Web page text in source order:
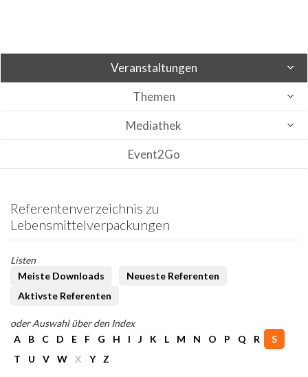
Veranstaltungen
Themen
Mediathek
Event2Go
Referentenverzeichnis zu
Lebensmittelverpackungen
Listen
Meiste Downloads
Neueste Referenten
Aktivste Referenten
oder Auswahl über den Index
A
B C D E F G H I J K L M N O P Q R
S
T
U V W X Y Z